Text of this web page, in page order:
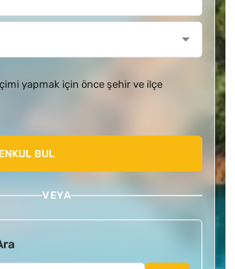
yapmak için önce şehir ve ilçe
BUL
VEYA